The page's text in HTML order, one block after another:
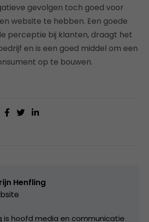
gevolgen toch goed voor
website te hebben. Een goede
perceptie bij klanten, draagt het
en is een goed middel om een
op te bouwen.
Henfling
is hoofd media en communicatie